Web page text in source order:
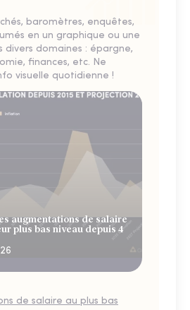
baromètres, enquêtes,
en un graphique ou une
divers domaines : épargne,
finances, etc. Ne
visuelle quotidienne !
augmentations de salaire
plus bas niveau depuis 4
de salaire au plus bas